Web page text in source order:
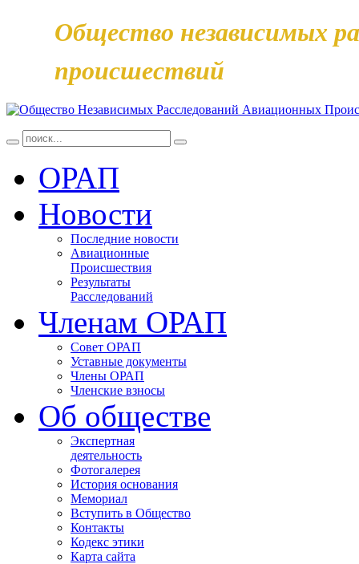
Общество независимых
происшествий
ОРАП
Новости
Последние новости
Авиационные
Происшествия
Результаты
Расследований
Членам ОРАП
Совет ОРАП
Уставные документы
Члены ОРАП
Членские взносы
Об обществе
Экспертная
деятельность
Фотогалерея
История основания
Мемориал
Вступить в Общество
Контакты
Кодекс этики
Карта сайта